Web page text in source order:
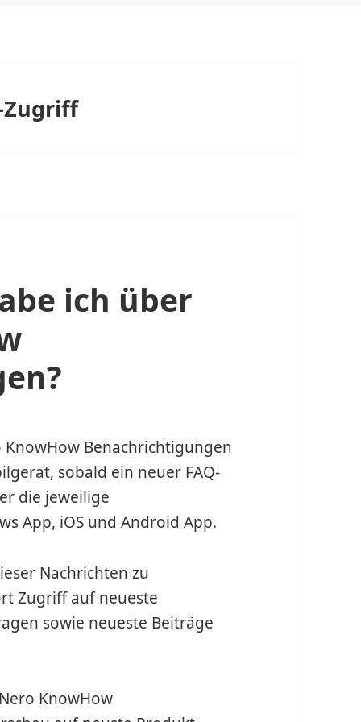
Zugriff
ich über
Benachrichtigungen
sobald ein neuer FAQ-
die jeweilige
App, iOS und Android App.
Nachrichten zu
Zugriff auf neueste
sowie neueste Beiträge
KnowHow